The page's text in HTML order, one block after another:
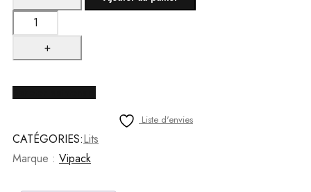
€ 659,00.
quantité
de
Vipack
Lit
Babs
-
Liste d'envies
CATÉGORIES:Lits
Marque : Vipack